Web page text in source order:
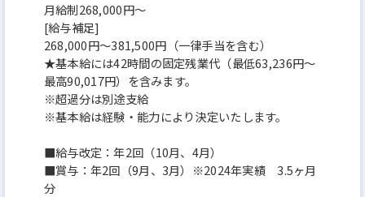
月給制268,000円～
[給与補足]
268,000円～381,500円（一律手当を含む）
★基本給には42時間の固定残業代（最低63,236円～
最高90,017円）を含みます。
※超過分は別途支給
※基本給は経験・能力により決定いたします。
■給与改定：年2回（10月、4月）
■賞与：年2回（9月、3月）※2024年実績 3.5ヶ月
分